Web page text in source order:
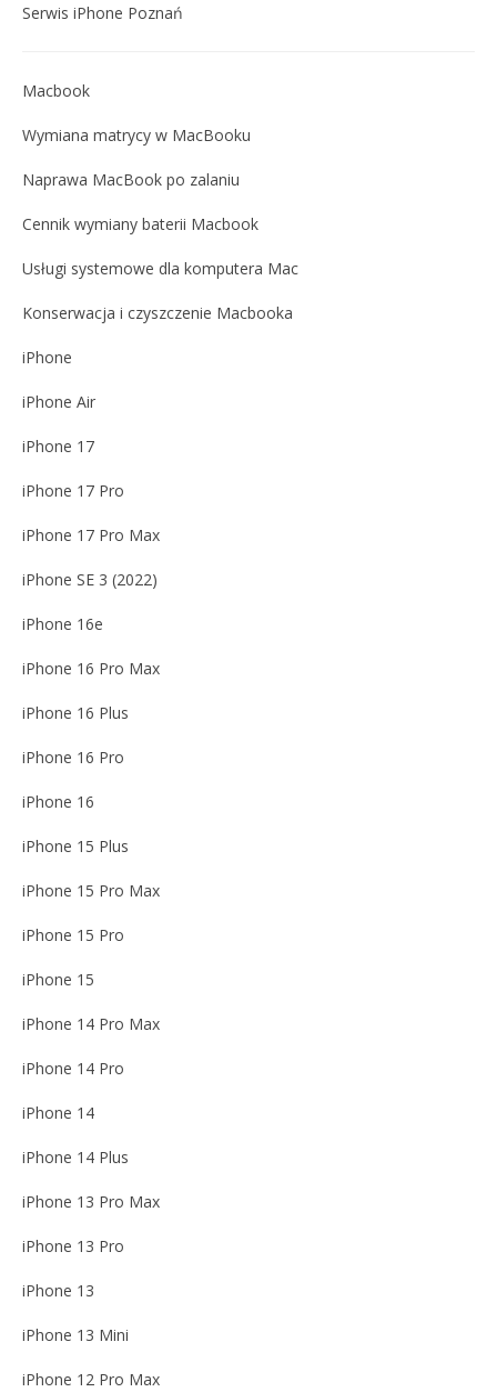
Serwis iPhone Poznań
Macbook
Wymiana matrycy w MacBooku
Naprawa MacBook po zalaniu
Cennik wymiany baterii Macbook
Usługi systemowe dla komputera Mac
Konserwacja i czyszczenie Macbooka
iPhone
iPhone Air
iPhone 17
iPhone 17 Pro
iPhone 17 Pro Max
iPhone SE 3 (2022)
iPhone 16e
iPhone 16 Pro Max
iPhone 16 Plus
iPhone 16 Pro
iPhone 16
iPhone 15 Plus
iPhone 15 Pro Max
iPhone 15 Pro
iPhone 15
iPhone 14 Pro Max
iPhone 14 Pro
iPhone 14
iPhone 14 Plus
iPhone 13 Pro Max
iPhone 13 Pro
iPhone 13
iPhone 13 Mini
iPhone 12 Pro Max